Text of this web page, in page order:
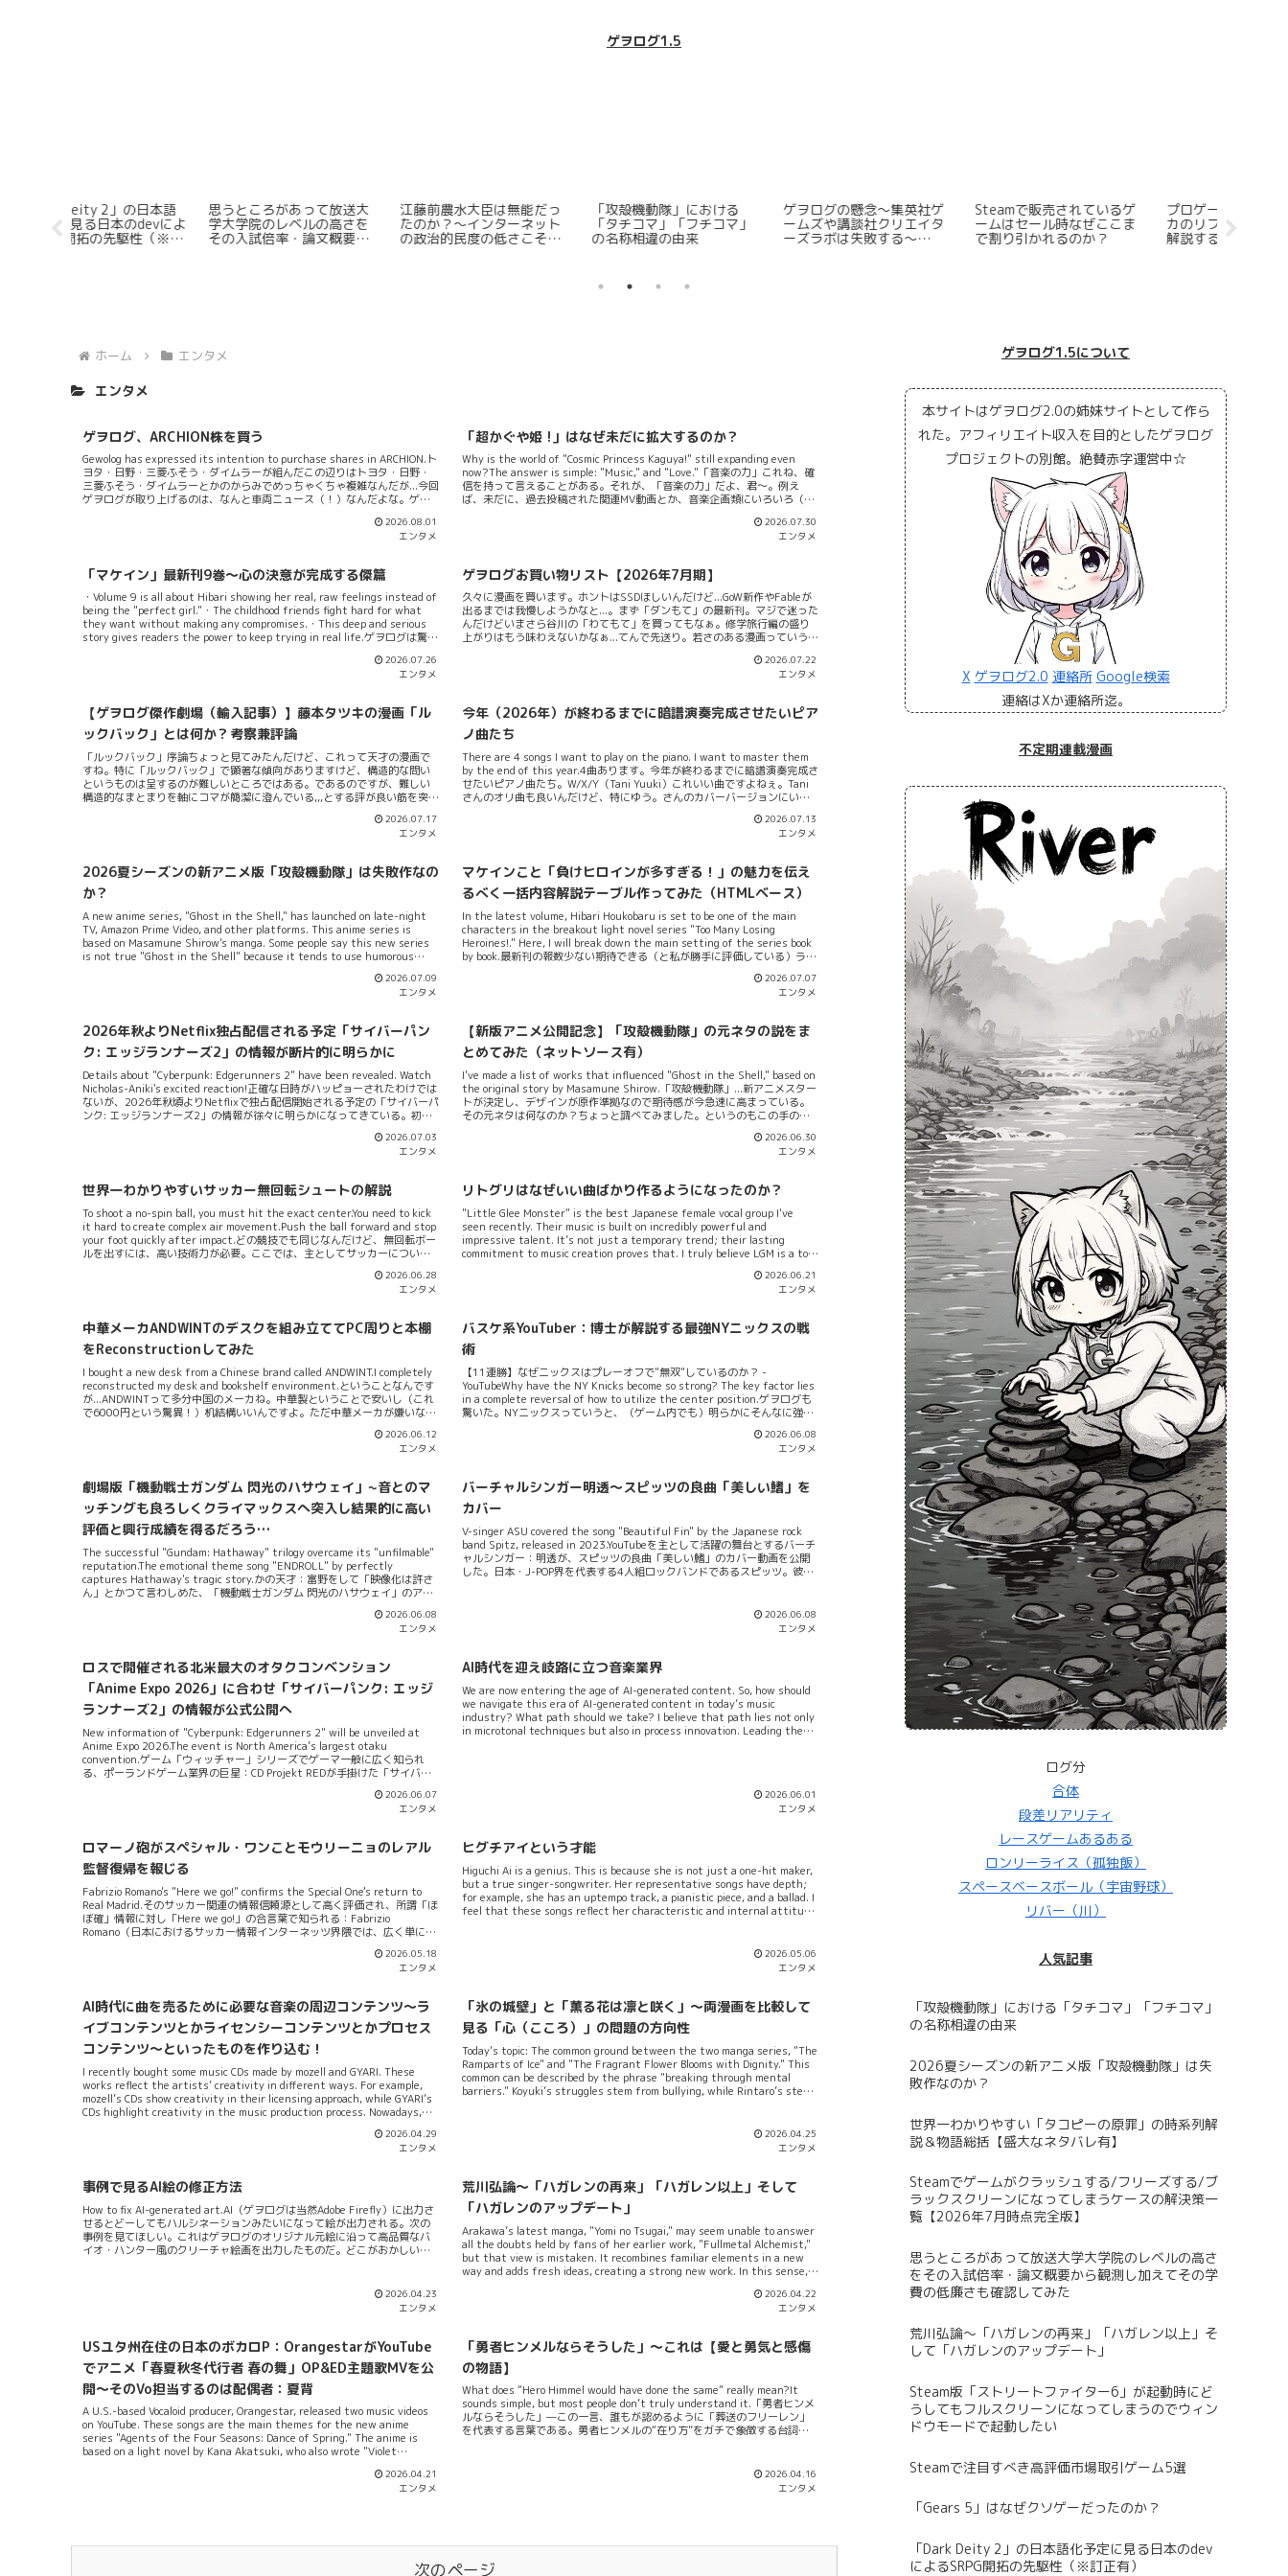
ゲヲログ1.5
Steamで販売されているゲ
ームはセール時なぜここま
で割り引かれるのか？
プロゲーマACQUA~ブラン
カのリフト後コンボ四種を
解説する
Steamで注目すべき「タク
ティクスオウガ」や「ファ
イアーエムブレム」に似て
2026夏シーズンの新アニメ
版「攻殻機動隊」は失敗作
なのか？
Steam版「ストリートファ
イター6」が起動時にどうし
てもフルスクリーンになっ
Steamゲームレビュー
「Witchfire」 ピーの原
＆物語総
ホーム エンタメ
エンタメ
ゲヲログ、ARCHION株を買う
Gewolog has expressed its intention to purchase shares in ARCHION.ト
ヨタ・日野・三菱ふそう・ダイムラーが組んだこの辺りはトヨタ・日野・
三菱ふそう・ダイムラーとかのからみでめっちゃくちゃ複雑なんだが...今回
ゲヲログが取り上げるのは、なんと車両ニュース（！）なんだよな。ゲヲ
し合って作る新環境の整備が出来つつあるんだと。この辺りはIT業も含め
てみてみても、ホント最近のトレンドよな～。互いに組合ながら利幅を取
じかな（簡単に言うと）。コロンビア大学卒フランツィスカ・クスマノさ
んについてメディア：クルマのニュースが次のように伝えている。「2026
年7月14日、三菱ふそうトラック・バスの代表取締役社長兼CEOフランツィ
スカ・クスマノ氏がメディアラウンドテーブルを開催しました」と。こ
の、フランツィスカ・クスマノさんってのはとんでもないインテリでねぇ...
なんとコロンビア大学の卒業者らしいんだよ。テラエリー...
2026.08.01
エンタメ
「超かぐや姫 !」はなぜ未だに拡大するのか？
Why is the world of "Cosmic Princess Kaguya!" still expanding even
now?The answer is simple: "Music," and "Love."「音楽の力」これね、確
信を持って言えることがある。それが、「音楽の力」だよ、君～。例え
ば、未だに、過去投稿された関連MV動画とか、音楽企画類にいろいろ（も
よｗｗｗそらそうよ。もう「Bump of Chicken」の「ray」のカバーが良
い！とかそういうだけのレベルじゃない。音楽とテーマの融合だよね。だ
じるわけだよ。では、なぜ長編アニメ映画なのに、短く感じるほど引き込
まれるのか？そこを考えてみようじゃないか。元祖ボカロPの力まず、MV
の熱量をそのまま100分の長編に耐えうる強度へ昇華したこと、これが理
由としてある。数々の伝説的な平成生まれのボカロPが台頭していって、ガ
ッツリ音楽作ってくれている。そこにテーマが乗っかった。どっちかって
いう...
2026.07.30
エンタメ
「マケイン」最新刊9巻～心の決意が完成する傑篇
・Volume 9 is all about Hibari showing her real, raw feelings instead of
being the "perfect girl."・The childhood friends fight hard for what
they want without making any compromises.・This deep and serious
story gives readers the power to keep trying in real life.ゲヲログは驚い
え...。表面だけ見繕うな「マケイン」は深いラノベだZOちょっとばかしAI
にネタ振ってみたけど、「幼馴染3人の複雑な恋の決着」と「ずっと今のま
っきり言おう、これマジでおかしいよ！9巻全体を俯瞰してみると、これだ
けで済むのはあり得ない評なんだ。確かに、「飛騨高山への温泉旅行」
「幼馴染たちの恋の顛末」「ヒロインたちの変化と独占欲」と...
2026.07.26
エンタメ
ゲヲログお買い物リスト【2026年7月期】
久々に漫画を買います。ホントはSSDほしいんだけど...GoW新作やFableが
出るまでは我慢しようかなと...。まず「ダンもて」の最新刊。マジで迷った
んだけどいまさら谷川の「わてもて」を買ってもなぁ。修学旅行編の盛り
上がりはもう味わえないかなぁ...てんで先送り。若さのある漫画っていうと
れを注文してみる。買い物として上手く行くかどうかは分からん...カンケ―
ねえけどはよタイザン5は短編集出してください！（ｵｲ。アニメ版も好評か
う。これはアニメも見ておきたいなと。なんといっても第一話がかなり良
い出来だったので。どこのアニメ会社が作ってるんですかね？海外の文化
文明からどう思われているかに関わらずジャパニメーションとしての完成
度は本当に凄いものを感じるよね。あとは紙屋さんも高い評価を加えてい
た（？）「やめろ好きになってしまう」の3も出てた。今この頃に至ってこ
れほど良い漫画ってのは比肩するものがないと思うんだよなぁ。もはや生
けるレガシーなんで買うわ。そうこう言...
2026.07.22
エンタメ
【ゲヲログ傑作劇場（輸入記事）】藤本タツキの漫画「ル
ックバック」とは何か？考察兼評論
「ルックバック」序論ちょっと見てみたんだけど、これって天才の漫画で
すね。特に「ルックバック」で顕著な傾向がありますけど、構造的な問い
というものは呈するのが難しいところではある。であるのですが、難しい
構造的なまとまりを軸にコマが簡潔に澄んでいる,,,とする評が良い筋を突い
という点に尽きると思います。数回読み比べてみてみる価値はあるけど、
長く読める漫画ではないな、というのが自分なりの意見です。またその必
に載っているので、機会があったら、いずれ比較してどういう作風の漫画
家なのかを重層的に評論してみたいと思います（今回は「ルックバック」
オンリー）。エゴと理想とリーダーシップ漫画「ルックバック」で描かれ
ているのは藤野と京本の友情ですよね。特に序盤はその興成が描かれてい
る。藤野は京本の漫画をみてエゴと理想を感じる。そしてその画力の差に
藤野はまず感づき漫画に絶望する。ですが、実際会ってみた京本に漫画の
本質を諭され、称賛されて、理想を超えたリーダーシップを得るわけで
す。そ...
2026.07.17
エンタメ
今年（2026年）が終わるまでに暗譜演奏完成させたいピア
ノ曲たち
There are 4 songs I want to play on the piano. I want to master them
by the end of this year.4曲あります。今年が終わるまでに暗譜演奏完成さ
せたいピアノ曲たち。W/X/Y（Tani Yuuki）これいい曲ですよねぇ。Tani
さんのオリ曲も良いんだけど、特にゆう。さんのカバーバージョンにいた
みな歌詞センスが仕込まれていて、Taniさん一番の代表曲かな？ゆう。さ
んがカバーしているのをはじめとして、多くのVTuberやバーチャルシンガ
トルの人気曲ですね。これ進行上、比較的簡単な部類に入ると思うので手
早くこなしたい。シータピアノさんの楽譜で行きます。花に亡霊（ヨルシ
カ）「花に亡霊」は事実上ヨルシカの代表曲かな。劇場版を目指して作ら
れてたけど、コロナの影響でNetflix配信アニメになった「泣きたい私は猫
をかぶる」で主題歌だった曲だもんね。ヨルシカが一流のアーティストと
と見ら...
2026.07.13
エンタメ
2026夏シーズンの新アニメ版「攻殻機動隊」は失敗作なの
か？
A new anime series, "Ghost in the Shell," has launched on late-night
TV, Amazon Prime Video, and other platforms. This anime series is
based on Masamune Shirow's manga. Some people say this new series
is not true "Ghost in the Shell" because it tends to use humorous
because the original manga by Masamune Shirow actually has a
unique, comical side. The previous anime series were created with a
2026.07.09
エンタメ
マケインこと「負けヒロインが多すぎる！」の魅力を伝え
るべく一括内容解説テーブル作ってみた（HTMLベース）
In the latest volume, Hibari Houkobaru is set to be one of the main
characters in the breakout light novel series "Too Many Losing
Heroines!." Here, I will break down the main setting of the series book
by book.最新刊の報数少ない期待できる（と私が勝手に評価している）ラノ
らかになってきた。前ナンバリング8~8.5からそう間を置かず、最新刊第9
刊は販売されるという。発売日が2026年7月17日とその時期近いから、本
なる。そして、最新刊のメインヒロインは生徒会長の放虎原ひばりになる
ということも公式Xで明に告知されている。マケイン的群像劇ゲヲログが思
うに、ラノベ：マケインは取り上げるヒロインを刊ごとに入れ替わり立ち
替わり据えることで、群像劇の感を醸し出す...
2026.07.07
エンタメ
2026年秋よりNetflix独占配信される予定「サイバーパン
ク: エッジランナーズ2」の情報が断片的に明らかに
Details about "Cyberpunk: Edgerunners 2" have been revealed. Watch
Nicholas-Aniki's excited reaction!正確な日時がハッピョーされたわけでは
ないが、2026年秋頃よりNetflixで独占配信開始される予定の「サイバーパ
ンク: エッジランナーズ2」の情報が徐々に明らかになってきている。初作
テンツにする形だ。ナンバリングが付与されているものの、完全新作スト
ーリーということは前から明らかだった。1stのキャラクターを登場させた
あれで完結しちゃってるから、そりゃ許されんわJK（笑）。...ということ
で登場キャラも全て刷新されていて、本作、全体10話で構成される新たな
オリジナルアニメーションシリーズとなる。1stでも当初懸念があったけ
ど、尺の問題は全然気にしなくていいだろう。登場するキャラクターは、
主人公サイド（なのか？）の四名が明らかになっている...
2026.07.03
エンタメ
【新版アニメ公開記念】「攻殻機動隊」の元ネタの説をま
とめてみた（ネットソース有）
I've made a list of works that influenced "Ghost in the Shell," based on
the original story by Masamune Shirow.「攻殻機動隊」...新アニメスター
トが決定し、デザインが原作準拠なので期待感が今急速に高まっている。
その元ネタは何なのか？ちょっと調べてみました。というのもこの手の情
してる感じが前からあって、基本的に一つの漫画を完結させるってことが
あんまりない方。なので、それすらかなり困難...。あくまで元ネタの説、止
初っ端からブッパしますが（笑）⇓の知恵袋記事、これ間違いである可能性
が高いｗ。でもね、やってみて思ったんだけどこれIPの存在として複雑すぎ
るんだよねぇ...分野分野によって、あっち行ったりこっちに来たりするから
まとめてみる！つってもそりゃムズカシイことこの上ない。それは以前書
いた「タチコマ・フチコマ論争」の記事でも明らかなんですが.....
2026.06.30
エンタメ
世界一わかりやすいサッカー無回転シュートの解説
To shoot a no-spin ball, you must hit the exact center.You need to kick
it hard to create complex air movement.Push the ball forward and stop
your foot quickly after impact.どの競技でも同じなんだけど、無回転ボー
ルを出すには、高い技術力が必要。ここでは、主としてサッカーについて
クの時も出来るんだけど、無回転のボール（この場合所謂、無回転シュー
トと言われる、プロの間でも今流行のヤツのこと）はブレ球になったり、
雑になるため、軌道が不規則になるんだよね。どの球技でもほぼほぼ同じ
だね。例えば、テニスでは、無回転ボールを出すと返球する相手は困る。
というのも強く打とうとすると、跳ね上がってオーバーミスになり、相手
の球...
2026.06.28
エンタメ
リトグリはなぜいい曲ばかり作るようになったのか？
"Little Glee Monster" is the best Japanese female vocal group I've
seen recently. Their music is built on incredibly powerful and
impressive talent. It’s not just a temporary trend; their lasting
commitment to music creation proves that. I truly believe LGM is a top-
money on their music.序論：リトグリ＆ガオラー復活！リトグリこと
Little Glee Monster...恐らく、低迷期（でいいのか？）はあったんだろう
集団になっている！今日ね、「本好きの下克上」のOP曲である「Pages」
を聞いてよくわかったんだ。...
2026.06.21
エンタメ
中華メーカANDWINTのデスクを組み立ててPC周りと本棚
をReconstructionしてみた
I bought a new desk from a Chinese brand called ANDWINT.I completely
reconstructed my desk and bookshelf environment.ということなんです
が...ANDWINTって多分中国のメーカね。中華製ということで安いし（これ
で6000円という驚異！）机結構いいんですよ。ただ中華メーカが嫌いな方
の環境と本棚をReconstructionしてみた企画記事です。というわけでいき
なりですが画像からどうぞ。 このPC机の周りに本棚があるんですけど、ど
す。というわけなんですけども...んでモニターの後ろにもいくつか本置ける
よねっていうことなん。ですが下はあまりに本が重いので、父にDIYしても
らいました。木材を上手く使って補強するパーツを組み立ててもらった。
その様子です。 これで材質のたるみを気にせず、多くの本を置けるよね。
というわけで置きまくっています。鋼材で...
2026.06.12
エンタメ
バスケ系YouTuber：博士が解説する最強NYニックスの戦
術
【11連勝】なぜニックスはプレーオフで"無双"しているのか？ -
YouTubeWhy have the NY Knicks become so strong? The key factor lies
in a complete reversal of how to utilize the center position.ゲヲログも
驚いた。NYニックスっていうと、（ゲーム内でも）明らかにそんなに強く
ファイナルまで駒を進めているチームだ。その様子を極めてわかりやすく
YouTuber：博士が解説している。ミラクルニックス以来、27年ぶりのファ
ハート・アヌノビー・タウンズと昨シーズンから変わっていない。だが、
戦術が変化していて、全体的にとにかく高い得点効率を誇る。相手がスタ
ー選手を多く抱えていても、それを引きずり降ろし、無理やり土俵で戦う
り新HC：マイク・ブラウンだ。博士はオフェンスリバウンドが...
2026.06.08
エンタメ
劇場版「機動戦士ガンダム 閃光のハサウェイ」~音とのマ
ッチングも良ろしくクライマックスへ突入し結果的に高い
評価と興行成績を得るだろう…
The successful "Gundam: Hathaway" trilogy overcame its "unfilmable"
reputation.The emotional theme song "ENDROLL" by perfectly
captures Hathaway's tragic story.かの天才：富野をして「映像化は許さ
ん」とかつて言わしめた、「機動戦士ガンダム 閃光のハサウェイ」のアニ
でアニメ化され、大変に良いレセプションと業績を残している。ゲヲログ
が本記事を執筆している現段階で、その三部作中二部までが既に映画館に
る。めっさ簡単に時系列でまとめると、第一部が2021年6月に公開され、
その後、5年という期間を要したものの、後続の第二部が2026年1月30日
に公開された、といった感じになる。特に第二部は、原案となっている天
才：富野のオリジナル小説との差異を感じさせる内容になっていて、三部
中で最も原案と異なる内容になっていること...
2026.06.08
エンタメ
バーチャルシンガー明透～スピッツの良曲「美しい鰭」を
カバー
V-singer ASU covered the song "Beautiful Fin" by the Japanese rock
band Spitz, released in 2023.YouTubeを主として活躍の舞台とするバーチ
ャルシンガー：明透が、スピッツの良曲「美しい鰭」のカバー動画を公開
した。日本・J-POP界を代表する4人組ロックバンドであるスピッツ。彼ら
言うに及ばんだろう。スピッツはロックバンドと言っても落ち着きのある
抑揚・オルタナティヴな曲調を基軸とした”もうひとつの音楽制作セン
う。+α要素として切なさと強さを、同時に表現し、ブレス・ウィスパーで
マにした楽曲を、これまで多くカバーし、また、リリースしてきている来
歴を持っているので、音楽...
2026.06.08
エンタメ
ロスで開催される北米最大のオタクコンベンション
「Anime Expo 2026」に合わせ「サイバーパンク: エッジ
ランナーズ2」の情報が公式公開へ
New information of "Cyberpunk: Edgerunners 2" will be unveiled at
Anime Expo 2026.The event is North America’s largest otaku
convention.ゲーム「ウィッチャー」シリーズでゲーマ一般に広く知られ
る、ポーランドゲーム業界の巨星：CD Projekt REDが手掛けた「サイバー
「サイバーパンク: エッジランナーズ」。銀幕にポップコーンが言うよう
に、このアニメーションは確かに凄まじい出来だった。本アニメを激賞し
ヲログ的にはオールタイムベストはコッチである。そして、その後続作で
ある「サイバーパンク: エッジランナーズ2」、コチラ長らく音沙汰が無か
ったが、新しい情報流入が電ファミニコゲーマなどを通じて報じられてい
る。ソースによると、米国のロスで開催される北米最大のオタクコンベン
ションである「Anime Expo 2026」に...
2026.06.07
エンタメ
AI時代を迎え岐路に立つ音楽業界
We are now entering the age of AI-generated content. So, how should
we navigate this era of AI-generated content in today’s music
industry? What path should we take? I believe that path lies not only
in microtonal techniques but also in process innovation. Leading the
とらしい。あまりに技術進展が凄すぎて、AIの作った音楽と人間の作った
2026.06.01
エンタメ
ロマーノ砲がスペシャル・ワンことモウリーニョのレアル
監督復帰を報じる
Fabrizio Romano's "Here we go!" confirms the Special One's return to
Real Madrid.そのサッカー関連の情報信頼源として高く評価され、所謂「ほ
ぼ確」情報に対し「Here we go!」の合言葉で知られる：Fabrizio
Romano（日本におけるサッカー情報インターネッツ界隈では、広く単にロ
世のマドリディスタ（レアルマドリードサポ）全員が歓迎すべき（？）報
が入ってきた。なんとかって、レアル・マドリード黄金期を名監督として
ョあるいはモウ）が、再度同フットボールクラブ・レアルの監督に就任す
ることが決まったというのだ。5月18日朝頃に発射されたロマーノ情報に
よれば、ポルトガル人監督：モウリーニョ側とクラブ：レアル・マドリー
ド側との間で求められた諸条件全てが口頭合意済みであり、あとは正式な
書類署名を待つだけの状態にあるという。監督契約は初期二年契約、5月
23日のレアルの対ビ...
2026.05.18
エンタメ
ヒグチアイという才能
Higuchi Ai is a genius. This is because she is not just a one-hit maker,
but a true singer-songwriter. Her representative songs have depth;
for example, she has an uptempo track, a pianistic piece, and a ballad. I
feel that these songs reflect her characteristic and internal attitude
マの主題歌で知ったクチだがこれはマジで天才の音楽ではないか。ガチシ
ンガーソングライターの音楽であることに間違いないと思った。アップテ
2026.05.06
エンタメ
AI時代に曲を売るために必要な音楽の周辺コンテンツ～ラ
イブコンテンツとかライセンシーコンテンツとかプロセス
コンテンツ～といったものを作り込む！
I recently bought some music CDs made by mozell and GYARI. These
works reflect the artists’ creativity in different ways. For example,
mozell’s CDs show creativity in their licensing approach, while GYARI’s
CDs highlight creativity in the music production process. Nowadays,
with originality. Simply making good music is no longer enough to
succeed commercially.買ったブツmozell's CD STOREで①「バンバーズ2／
2026.04.29
エンタメ
「氷の城壁」と「薫る花は凛と咲く」～両漫画を比較して
見る「心（こころ）」の問題の方向性
Today’s topic: The common ground between the two manga series, "The
Ramparts of Ice" and "The Fragrant Flower Blooms with Dignity." This
common can be described by the phrase "breaking through mental
barriers." Koyuki’s struggles stem from bullying, while Rintaro’s stem
の壁（若者が思春期特有の不安定さの下に作ってしまいがちな心理的障
壁）」を取り扱っているという点だろう。「氷の城壁」の主人公：氷川小
2026.04.25
エンタメ
事例で見るAI絵の修正方法
How to fix AI-generated art.AI（ゲヲログは当然Adobe Firefly）に出力さ
せるとどーしてもハルシネーションみたいになって絵が出力される。次の
事例を見てほしい。これはゲヲログのオリジナル元絵に沿って高品質なバ
イオ・ハンター風のクリーチャ絵画を出力したものだ。どこがおかしい？
うだ。あと両手の爪が描かれている部分と描かれていない部分とがある。
ここも修正する必要がありそうだ。...とまぁこんな感じでの目安はつけられ
る。マーかって言うのかな。だからそこを修正してみたブツが下のやつ。
問題・着色域の問題はコレでごまかせる。特に彩色は微妙な色具合を細や
かに全部が全部配慮して修正できるわけじゃない。だからこその減色（☛
16色）である。あと欲を言えば輪郭線も完璧！ってな具合にはならない。
あくまで全体像をみるとそうなんであって拡大すれば手修正したな！とい
うのがわかる。これをさ...
2026.04.23
エンタメ
荒川弘論～「ハガレンの再来」「ハガレン以上」そして
「ハガレンのアップデート」
Arakawa’s latest manga, "Yomi no Tsugai," may seem unable to answer
all the doubts held by fans of her earlier work, "Fullmetal Alchemist,"
but that view is mistaken. It recombines familiar elements in a new
way and adds fresh ideas, creating a strong new work. In this sense,
evolution.「黄泉のツガイ」を巡る懸念というかね、「黄泉のツガイ」を巡
っては懸念ってあったと思うんですよ。ゲヲログの友人も言ってたけど、
100点満点のところを120点行く出来だった。だからリメイクなんていらね
え...みんなそう思ってい...
2026.04.22
エンタメ
USユタ州在住の日本のボカロP：OrangestarがYouTube
でアニメ「春夏秋冬代行者 春の舞」OP&ED主題歌MVを公
開～そのVo担当するのは配偶者：夏背
A U.S.-based Vocaloid producer, Orangestar, released two music videos
on YouTube. These songs are the main themes for the new anime
series "Agents of the Four Seasons: Dance of Spring." The anime is
based on a light novel by Kana Akatsuki, who also wrote "Violet
ニメ「春夏秋冬代行者 春の舞」OP&ED主題歌MVを公開した。曲名はOPが
「Petals」・EDが「花筏」で双曲ともVoを担当するのはOrangestarの配偶
2026.04.21
エンタメ
「勇者ヒンメルならそうした」～これは【愛と勇気と感傷
の物語】
What does “Hero Himmel would have done the same” really mean?It
sounds simple, but most people don’t truly understand it.「勇者ヒンメ
ルならそうした」—この一言、誰もが認めるように「葬送のフリーレン」
を代表する言葉である。勇者ヒンメルの“在り方”をガチで象徴する台詞だ
こそ）みんなの記憶に残って影響を与え続ける。マジの英雄だから。よー
するに、この言葉ってのは「こうするのが正しい」（絶対正義）じゃな
く、「あの人ならどうしたか？」（相対正義）という他者を基準にした倫
が他人に受け継...
2026.04.16
エンタメ
次のページ
ゲヲログ1.5について
本サイトはゲヲログ2.0の姉妹サイトとして作ら
れた。アフィリエイト収入を目的としたゲヲログ
プロジェクトの別館。絶賛赤字運営中☆
X ゲヲログ2.0 連絡所 Google検索
連絡はXか連絡所迄。
不定期連載漫画
ログ分
合体
段差リアリティ
レースゲームあるある
ロンリーライス（孤独飯）
スペースベースボール（宇宙野球）
リバー（川）
人気記事
「攻殻機動隊」における「タチコマ」「フチコマ」
の名称相違の由来
2026夏シーズンの新アニメ版「攻殻機動隊」は失
敗作なのか？
世界一わかりやすい「タコピーの原罪」の時系列解
説＆物語総括【盛大なネタバレ有】
Steamでゲームがクラッシュする/フリーズする/ブ
ラックスクリーンになってしまうケースの解決策一
覧【2026年7月時点完全版】
思うところがあって放送大学大学院のレベルの高さ
をその入試倍率・論文概要から観測し加えてその学
費の低廉さも確認してみた
荒川弘論～「ハガレンの再来」「ハガレン以上」そ
して「ハガレンのアップデート」
Steam版「ストリートファイター6」が起動時にど
うしてもフルスクリーンになってしまうのでウィン
ドウモードで起動したい
Steamで注目すべき高評価市場取引ゲーム5選
「Gears 5」はなぜクソゲーだったのか？
「Dark Deity 2」の日本語化予定に見る日本のdev
によるSRPG開拓の先駆性（※訂正有）